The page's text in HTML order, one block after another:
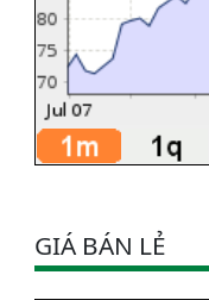
GIÁ BÁN LẺ